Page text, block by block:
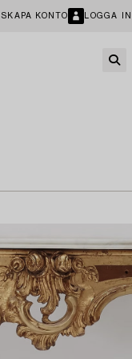
SKAPA KONTO LOGGA IN